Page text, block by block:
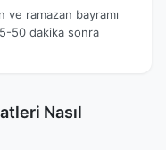
ve ramazan bayramı
50 dakika sonra
Nasıl